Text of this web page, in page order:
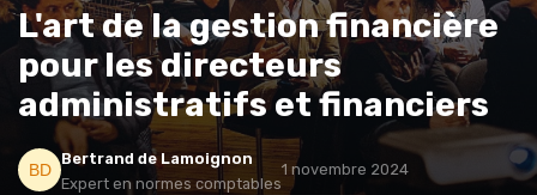
L'art de la gestion financière
pour les directeurs
administratifs et financiers
Bertrand de Lamoignon
Expert en normes comptables
1 novembre 2024